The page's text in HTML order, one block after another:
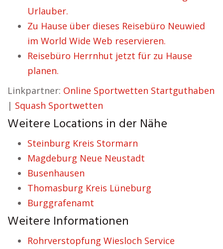
Urlauber.
Zu Hause über dieses Reisebüro Neuwied
im World Wide Web reservieren.
Reisebüro Herrnhut jetzt für zu Hause
planen.
Linkpartner: Online Sportwetten Startguthaben
| Squash Sportwetten
Weitere Locations in der Nähe
Steinburg Kreis Stormarn
Magdeburg Neue Neustadt
Busenhausen
Thomasburg Kreis Lüneburg
Burggrafenamt
Weitere Informationen
Rohrverstopfung Wiesloch Service